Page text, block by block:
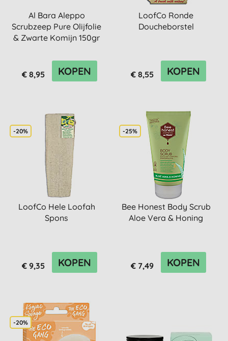
Al Bara Aleppo
Scrubzeep Pure Olijfolie
& Zwarte Komijn 150gr
€ 8,95 KOPEN
LoofCo Ronde
Doucheborstel
€ 8,55 KOPEN
-20%
LoofCo Hele Loofah
Spons
€ 9,35 KOPEN
-25%
Bee Honest Body Scrub
Aloe Vera & Honing
€ 7,49 KOPEN
-20%